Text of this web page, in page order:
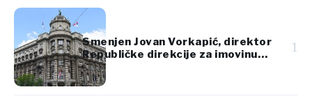
Smenjen Jovan Vorkapić, direktor
Republičke direkcije za imovinu
Srbije
1